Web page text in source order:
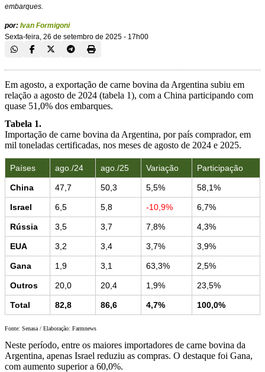
embarques.
por: Ivan Formigoni
Sexta-feira, 26 de setembro de 2025 - 17h00
Em agosto, a exportação de carne bovina da Argentina subiu em
relação a agosto de 2024 (tabela 1), com a China participando com
quase 51,0% dos embarques.
Tabela 1.
Importação de carne bovina da Argentina, por país comprador, em
mil toneladas certificadas, nos meses de agosto de 2024 e 2025.
Países ago./24 ago./25 Variação Participação
China 47,7 50,3 5,5% 58,1%
Israel 6,5 5,8 -10,9% 6,7%
Rússia 3,5 3,7 7,8% 4,3%
EUA 3,2 3,4 3,7% 3,9%
Gana 1,9 3,1 63,3% 2,5%
Outros 20,0 20,4 1,9% 23,5%
Total 82,8 86,6 4,7% 100,0%
Fonte: Senasa / Elaboração: Farmnews
Neste período, entre os maiores importadores de carne bovina da
Argentina, apenas Israel reduziu as compras. O destaque foi Gana,
com aumento superior a 60,0%.